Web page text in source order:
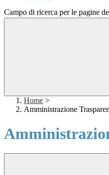
Campo di ricerca per le pagine
Home >
Amministrazione